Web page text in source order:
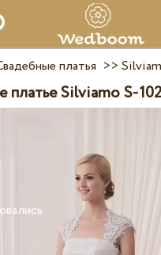
платья >>
платье Silviamo S-